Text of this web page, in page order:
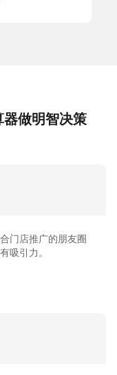
做明智决策
门店推广的朋友圈
吸引力。